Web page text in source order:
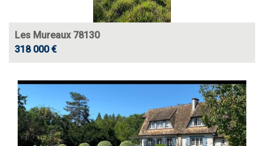
Les Mureaux 78130
318 000 €